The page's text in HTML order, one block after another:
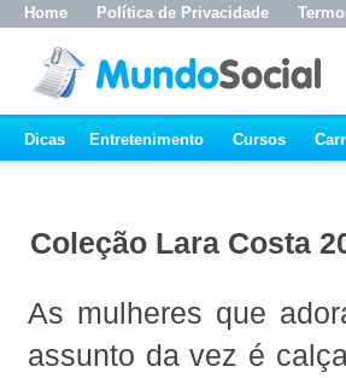
Home Política de Privacidade
Dicas Entretenimento Cursos
Coleção Lara Costa
As mulheres que
assunto da vez é